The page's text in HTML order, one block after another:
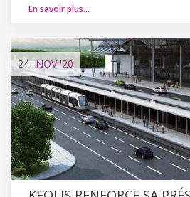
En savoir plus…
24 NOV'20